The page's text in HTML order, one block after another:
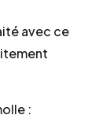
avec ce
: